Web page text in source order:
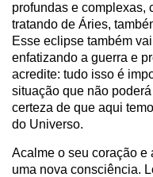
profundas e complexas,
tratando de Áries,
Esse eclipse também
enfatizando a guerra e
acredite: tudo isso é
situação que não
certeza de que aqui
do Universo.
Acalme o seu coração e
uma nova consciência.